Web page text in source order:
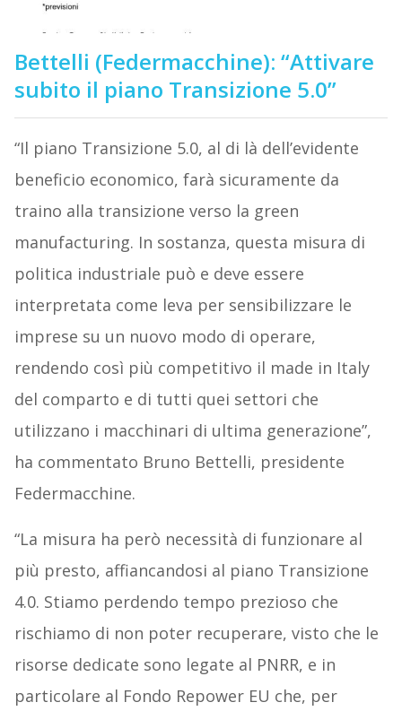
Bettelli (Federmacchine): “Attivare
subito il piano Transizione 5.0”
“Il piano Transizione 5.0, al di là dell’evidente
beneficio economico, farà sicuramente da
traino alla transizione verso la green
manufacturing. In sostanza, questa misura di
politica industriale può e deve essere
interpretata come leva per sensibilizzare le
imprese su un nuovo modo di operare,
rendendo così più competitivo il made in Italy
del comparto e di tutti quei settori che
utilizzano i macchinari di ultima generazione”,
ha commentato Bruno Bettelli, presidente
Federmacchine.
“La misura ha però necessità di funzionare al
più presto, affiancandosi al piano Transizione
4.0. Stiamo perdendo tempo prezioso che
rischiamo di non poter recuperare, visto che le
risorse dedicate sono legate al PNRR, e in
particolare al Fondo Repower EU che, per